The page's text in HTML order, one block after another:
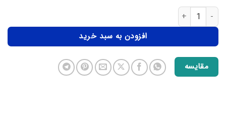
افزودن به سبد خرید
مقایسه